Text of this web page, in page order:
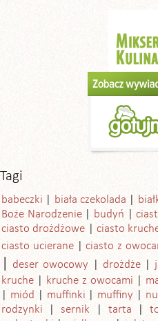
Tagi
babeczki biała czekolada
Boże Narodzenie
budyń
ciasto drożdżowe
ciasto
ciasto ucierane
ciasto z
deser owocowy drożdże
kruche
kruche z owocami
miód
muffinki muffiny
rodzynki
sernik tarta